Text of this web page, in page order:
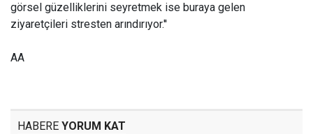
görsel güzelliklerini seyretmek ise buraya gelen
ziyaretçileri stresten arındırıyor.''
AA
HABERE YORUM KAT